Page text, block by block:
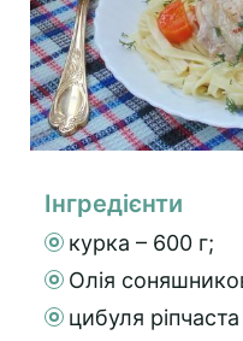
Інгредієнти
курка – 600 г;
Олія
цибуля